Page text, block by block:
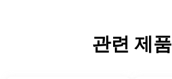
관련 제품